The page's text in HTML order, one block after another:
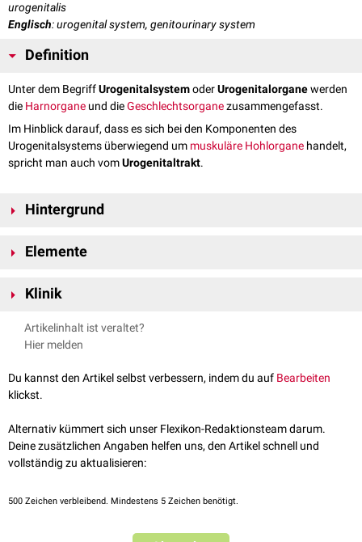
urogenitalis
Englisch: urogenital system, genitourinary system
Definition
Unter dem BegriffUrogenitalsystemoderUrogenitalorganewerden
die Harnorgane und dieGeschlechtsorganezusammengefasst.
Im Hinblick darauf, dass es sich bei den Komponenten des
Urogenitalsystems überwiegend um muskuläre Hohlorgane handelt,
spricht man auch vomUrogenitaltrakt.
Hintergrund
Aufgaben, werden aber aufgrund ihrer gemeinsamen
Beziehung zusammengeführt. Das hat sich auch
übergreifen können.
Elemente
Niere(Ren, Nephros)
Harnleiter(Ureter)
Harnröhre(Urethra)
Geschlechtsorgane des Mannes (Organa genitalia masculina)
Äußere Geschlechtsorgane
Hodensack(Skrotum)
Klinik
Das Urogenitalsytem fällt in das Fachgebiet der
. Eine Kombination aus beiden Teilgebieten wird als
Artikelinhalt ist veraltet?
Hier melden
Du kannst den Artikel selbst verbessern, indem du auf Bearbeiten
klickst.
Alternativ kümmert sich unser Flexikon-Redaktionsteam darum.
Deine zusätzlichen Angaben helfen uns, den Artikel schnell und
vollständig zu aktualisieren:
500 Zeichen verbleibend. Mindestens 5 Zeichen benötigt.